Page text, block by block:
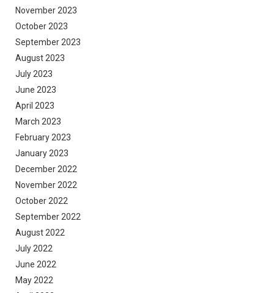
November 2023
October 2023
September 2023
August 2023
July 2023
June 2023
April 2023
March 2023
February 2023
January 2023
December 2022
November 2022
October 2022
September 2022
August 2022
July 2022
June 2022
May 2022